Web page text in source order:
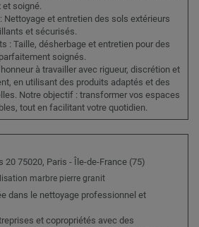
et soigné.
Nettoyage et entretien des sols extérieurs
et sécurisés.
: Taille, désherbage et entretien pour des
soignés.
à travailler avec rigueur, discrétion et
en utilisant des produits adaptés et des
Notre objectif : transformer vos espaces
tout en facilitant votre quotidien.
20 75020, Paris - Île-de-France (75)
marbre pierre granit
dans le nettoyage professionnel et
et copropriétés avec des